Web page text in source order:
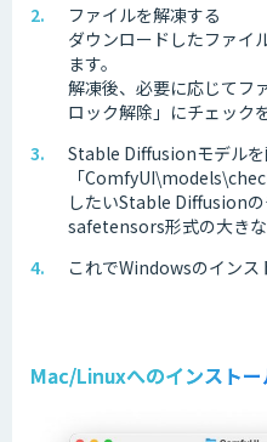
ファイルを解凍する
ダウンロードしたファイ
ます。
解凍後、必要に応じてフ
ロック解除」にチェック
Stable Diffusionモデルを
「
したいStable Diffusion
safetensors形式の大きな
これでWindowsのインス
Mac/Linuxへのインストー